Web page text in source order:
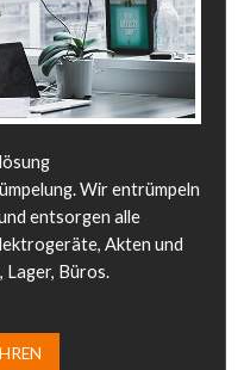
Wir entrümpeln
entsorgen alle
Akten und
Lager, Büros.